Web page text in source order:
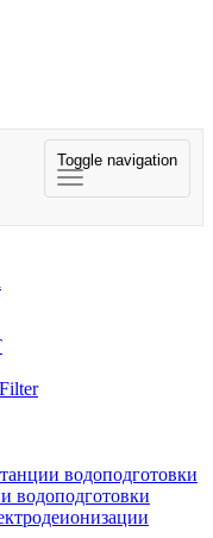
Toggle navigation
водоподготовки
водоподготовки